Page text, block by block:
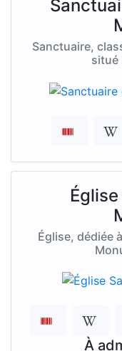
Sanctuaire,
situé
Église, dédiée
À